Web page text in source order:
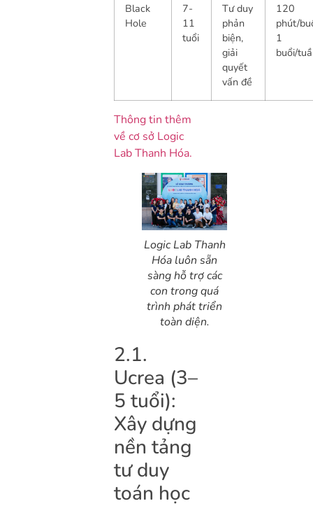
Black
Hole
7-
11
tuổi
Tư duy
phản
biện,
giải
quyết
vấn đề
120
phút/
1
buổi/
Thông tin thêm
về cơ sở Logic
Lab Thanh Hóa.
Logic Lab Thanh
Hóa luôn sẵn
sàng hỗ trợ các
con trong quá
trình phát triển
toàn diện.
2.1.
Ucrea (3–
5 tuổi):
Xây dựng
nền tảng
tư duy
toán học